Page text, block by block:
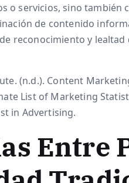
o servicios, sino también
de contenido
reconocimiento y lealtad
(n.d.). Content
List of Marketing
in Advertising.
Entre